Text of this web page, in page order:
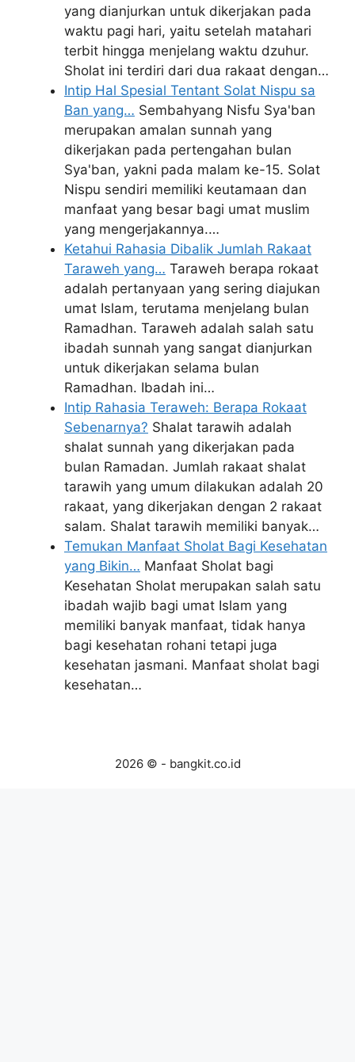
yang dianjurkan untuk dikerjakan pada
waktu pagi hari, yaitu setelah matahari
terbit hingga menjelang waktu dzuhur.
Sholat ini terdiri dari dua rakaat dengan…
Intip Hal Spesial Tentant Solat Nispu sa
Ban yang… Sembahyang Nisfu Sya'ban
merupakan amalan sunnah yang
dikerjakan pada pertengahan bulan
Sya'ban, yakni pada malam ke-15. Solat
Nispu sendiri memiliki keutamaan dan
manfaat yang besar bagi umat muslim
yang mengerjakannya.…
Ketahui Rahasia Dibalik Jumlah Rakaat
Taraweh yang… Taraweh berapa rokaat
adalah pertanyaan yang sering diajukan
umat Islam, terutama menjelang bulan
Ramadhan. Taraweh adalah salah satu
ibadah sunnah yang sangat dianjurkan
untuk dikerjakan selama bulan
Ramadhan. Ibadah ini…
Intip Rahasia Teraweh: Berapa Rokaat
Sebenarnya? Shalat tarawih adalah
shalat sunnah yang dikerjakan pada
bulan Ramadan. Jumlah rakaat shalat
tarawih yang umum dilakukan adalah 20
rakaat, yang dikerjakan dengan 2 rakaat
salam. Shalat tarawih memiliki banyak…
Temukan Manfaat Sholat Bagi Kesehatan
yang Bikin… Manfaat Sholat bagi
Kesehatan Sholat merupakan salah satu
ibadah wajib bagi umat Islam yang
memiliki banyak manfaat, tidak hanya
bagi kesehatan rohani tetapi juga
kesehatan jasmani. Manfaat sholat bagi
kesehatan…
2026 © - bangkit.co.id